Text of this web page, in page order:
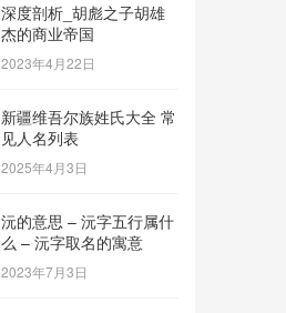
深度剖析_胡彪之子胡雄
杰的商业帝国
2023年4月22日
新疆维吾尔族姓氏大全 常
见人名列表
2025年4月3日
沅的意思 – 沅字五行属什
么 – 沅字取名的寓意
2023年7月3日